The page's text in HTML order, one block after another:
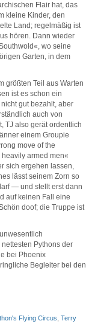
Flair hat, das
kleine Kinder, den
Land; regelmäßig ist
hören. Dann wieder
wo seine
Garten, in dem
größten Teil aus Warten
ist es schon ein
gut bezahlt, aber
auch von
TJ also gerät ordentlich
einem Groupie
move of the
armed men«
sich ergehen lassen,
lässt seinem Zorn so
— und stellt erst dann
auf keinen Fall eine
doof; die Truppe ist
Pythons der
bei Phoenix
Begleiter bei den
Flying Circus Terry